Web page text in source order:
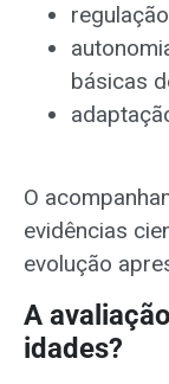
básicas
O
evidências
evolução
A
idades?